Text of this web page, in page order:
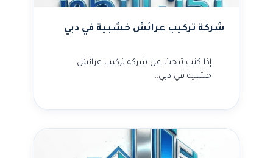
شركة تركيب عرائش خشبية في دبي
إذا كنت تبحث عن شركة تركيب عرائش
خشبية في دبي…